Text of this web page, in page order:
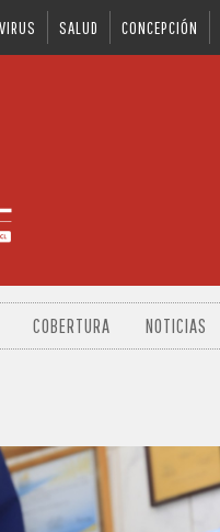
VIRUS SALUD CONCEPCIÓN
COBERTURA NOTICIAS